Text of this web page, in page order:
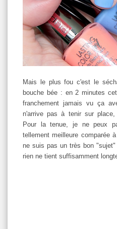
Mais le plus fou c'est le
bouche bée : en 2 minutes
franchement jamais vu ça
n'arrive pas à tenir sur
Pour la tenue, je ne peux
tellement meilleure comparée
ne suis pas un très bon
rien ne tient suffisamment